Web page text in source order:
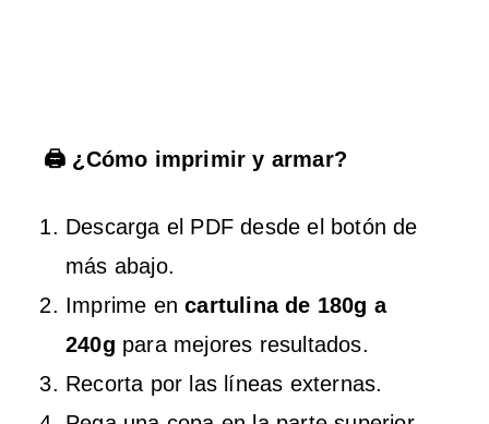
🖨️ ¿Cómo imprimir y armar?
Descarga el PDF desde el botón de
más abajo.
Imprime encartulina de 180g a
240g para mejores resultados.
Recorta por las líneas externas.